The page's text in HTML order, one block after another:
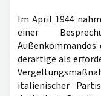
Im April 1944
einer
derartige als
italienischer